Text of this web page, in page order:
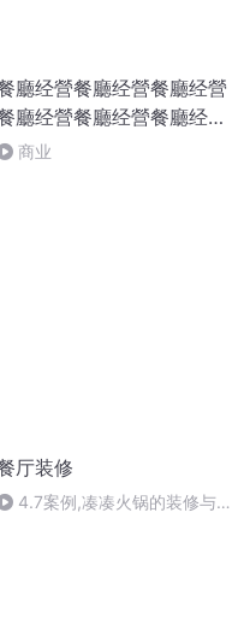
廳经營餐廳经營餐廳经營
廳经營餐廳经營餐廳经營
商业
厅装修
4.7案例,凑凑火锅的装修与设